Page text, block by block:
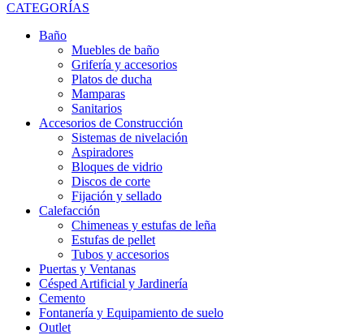
CATEGORÍAS
Baño
Muebles de baño
Grifería y accesorios
Platos de ducha
Mamparas
Sanitarios
Accesorios de Construcción
Sistemas de nivelación
Aspiradores
Bloques de vidrio
Discos de corte
Fijación y sellado
Calefacción
Chimeneas y estufas de leña
Estufas de pellet
Tubos y accesorios
Puertas y Ventanas
Césped Artificial y Jardinería
Cemento
Fontanería y Equipamiento de suelo
Outlet